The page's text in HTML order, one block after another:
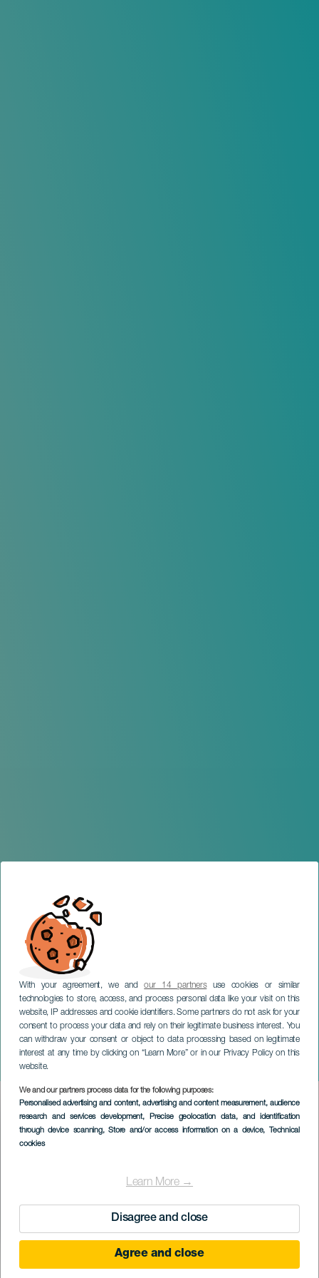
With your agreement, we andour 14 partnersuse cookies or similar
technologies to store, access, and process personal data like your visit on this
website, IP addresses and cookie identifiers. Some partners do not ask for your
consent to process your data and rely on their legitimate business interest. You
can withdraw your consent or object to data processing based on legitimate
interest at any time by clicking on “Learn More” or in our Privacy Policy on this
website.
We and our partners process data for the following purposes:
Personalised advertising and content, advertising and content measurement, audience
research and services development, Precise geolocation data, and identification
through device scanning, Store and/or access information on a device, Technical
cookies
Learn More →
Disagree and close
Agree and close
Série teatral The Rift
LANZAROTE
Imagen
Listado